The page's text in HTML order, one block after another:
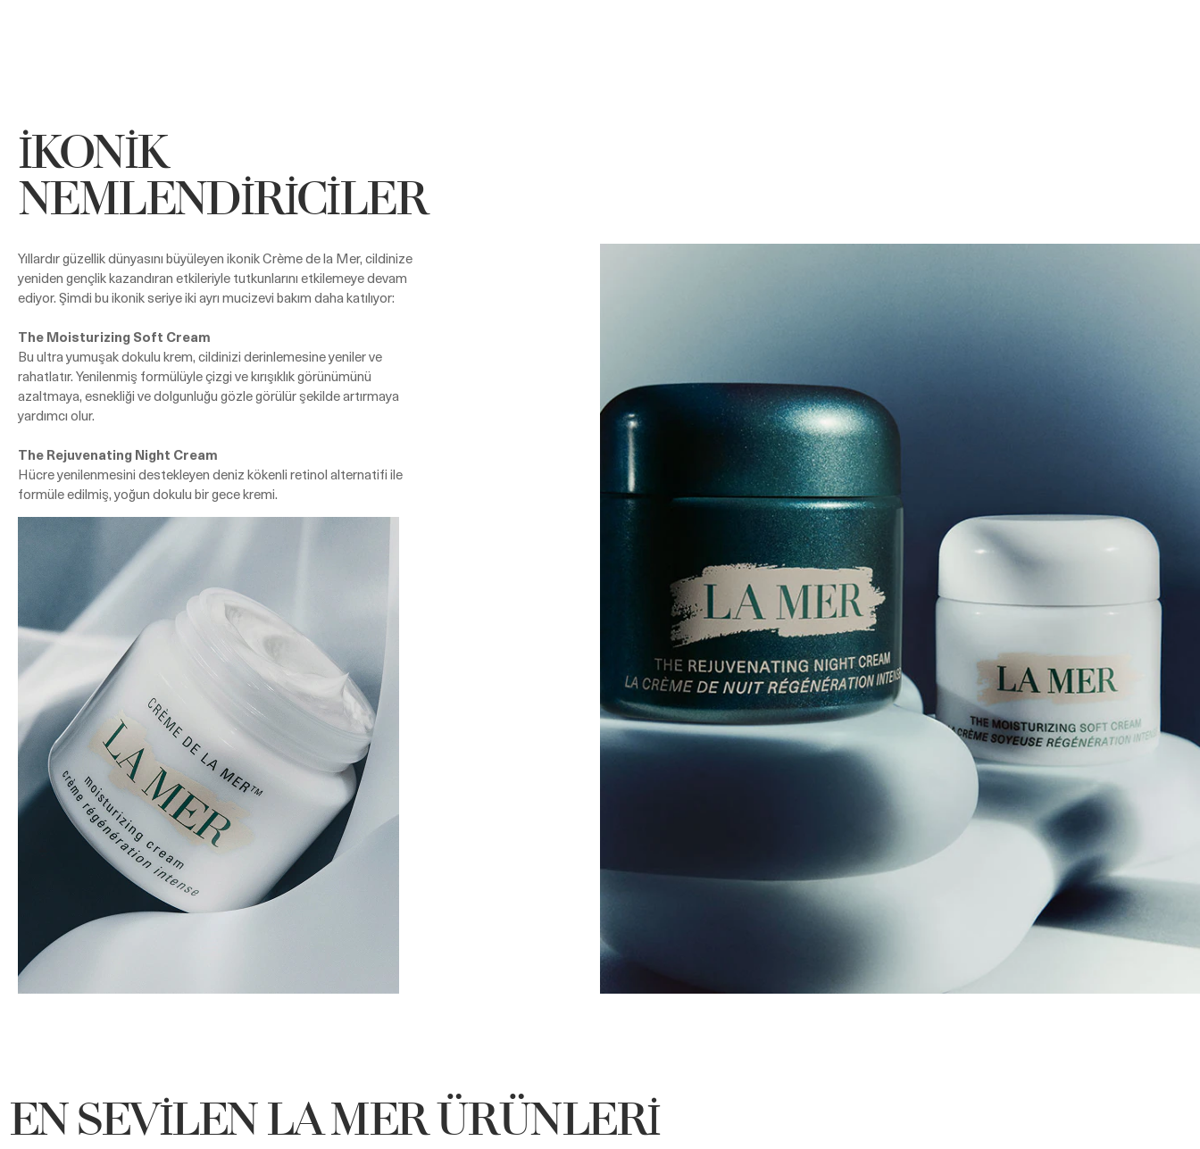
İKONİK
NEMLENDİRİCİLER
Yıllardır güzellik dünyasını büyüleyen ikonik Crème de la Mer, cildinize
yeniden gençlik kazandıran etkileriyle tutkunlarını etkilemeye devam
ediyor. Şimdi bu ikonik seriye iki ayrı mucizevi bakım daha katılıyor:
The Moisturizing Soft Cream
Bu ultra yumuşak dokulu krem, cildinizi derinlemesine yeniler ve
rahatlatır. Yenilenmiş formülüyle çizgi ve kırışıklık görünümünü
azaltmaya, esnekliği ve dolgunluğu gözle görülür şekilde artırmaya
yardımcı olur.
The Rejuvenating Night Cream
Hücre yenilenmesini destekleyen deniz kökenli retinol alternatifi ile
formüle edilmiş, yoğun dokulu bir gece kremi.
EN SEVİLEN LA MER ÜRÜNLERİ